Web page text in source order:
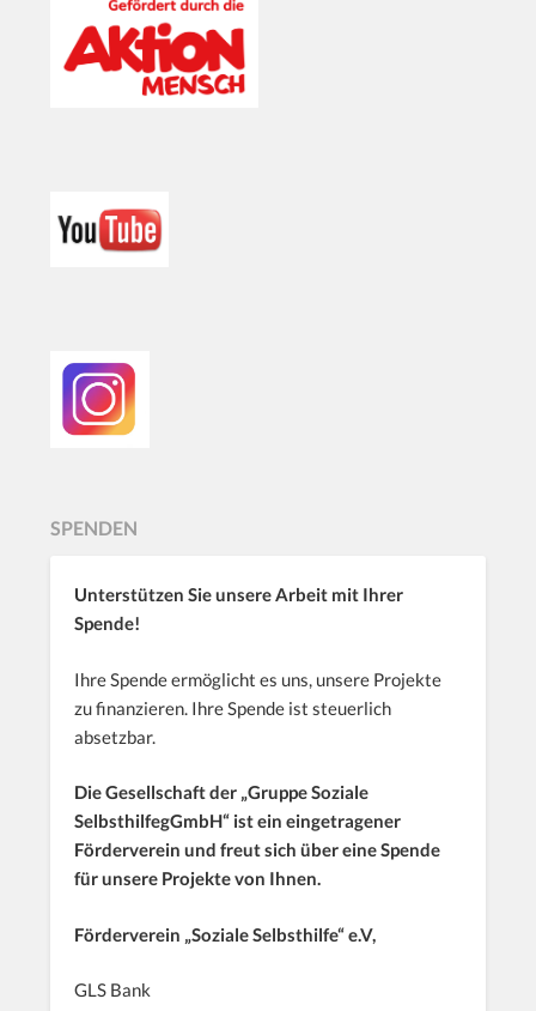
SPENDEN
Unterstützen Sie unsere Arbeit mit Ihrer
Spende!
Ihre Spende ermöglicht es uns, unsere Projekte
zu finanzieren. Ihre Spende ist steuerlich
absetzbar.
Die Gesellschaft der „Gruppe Soziale
SelbsthilfegGmbH“ ist ein eingetragener
Förderverein und freut sich über eine Spende
für unsere Projekte von Ihnen.
Förderverein „Soziale Selbsthilfe“ e.V,
GLS Bank